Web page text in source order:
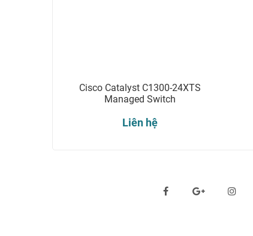
Cisco Catalyst C1300-24XTS
Managed Switch
Liên hệ